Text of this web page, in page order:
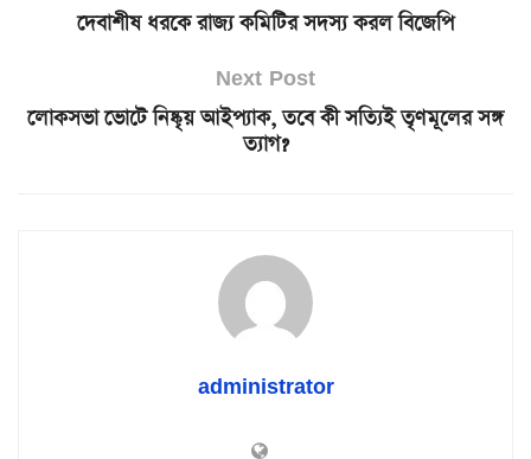
দেবাশীষ ধরকে রাজ্য কমিটির সদস্য করল বিজেপি
Next Post
লোকসভা ভোটে নিষ্কৃয় আইপ্যাক, তবে কী সত্যিই তৃণমূলের সঙ্গ
ত্যাগ?
administrator